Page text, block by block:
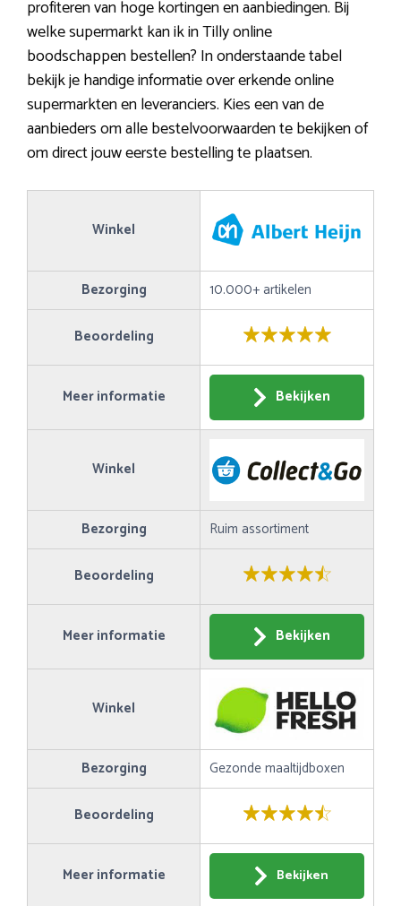
profiteren van hoge kortingen en aanbiedingen. Bij
welke supermarkt kan ik in Tilly online
boodschappen bestellen? In onderstaande tabel
bekijk je handige informatie over erkende online
supermarkten en leveranciers. Kies een van de
aanbieders om alle bestelvoorwaarden te bekijken of
om direct jouw eerste bestelling te plaatsen.
Winkel
Bezorging 10.000+ artikelen
Beoordeling
Meer informatie Bekijken
Winkel
Bezorging Ruim assortiment
Beoordeling
Meer informatie Bekijken
Winkel
Bezorging Gezonde maaltijdboxen
Beoordeling
Meer informatie Bekijken